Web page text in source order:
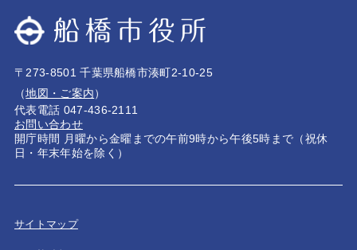
〒273-8501 千葉県船橋市湊町2-10-25
（地図・ご案内）
代表電話 047-436-2111
お問い合わせ
開庁時間 月曜から金曜までの午前9時から午後5時まで（祝休
日・年末年始を除く）
サイトマップ